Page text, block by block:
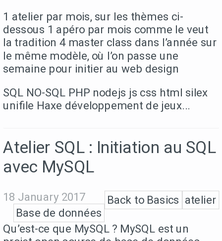
1 atelier par mois, sur les thèmes ci-
dessous 1 apéro par mois comme le veut
la tradition 4 master class dans l’année sur
le même modèle, où l’on passe une
semaine pour initier au web design
SQL NO-SQL PHP nodejs js css html silex
unifile Haxe développement de jeux...
Atelier SQL : Initiation au SQL
avec MySQL
18 January 2017 atelier
Back to Basics
Base de données
Qu’est-ce que MySQL ? MySQL est un